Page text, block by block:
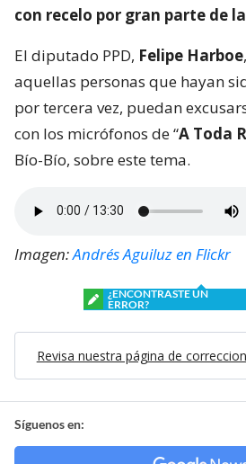
con recelo por gran parte de
El diputado PPD, Felipe Harboe
aquellas personas que hayan
por tercera vez, puedan
con los micrófonos de “A Toda
Bío-Bío, sobre este tema.
Imagen:Andrés Aguiluz en Flickr
¿ENCONTRASTE UN
ERROR?
Revisa nuestra página de
Síguenos en: